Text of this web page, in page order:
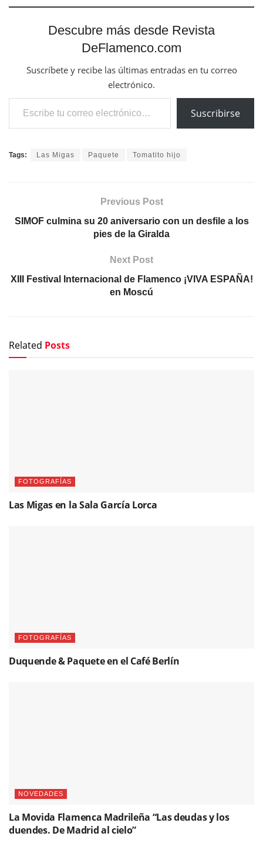
Descubre más desde Revista
DeFlamenco.com
Suscríbete y recibe las últimas entradas en tu correo
electrónico.
Escribe tu correo electrónico…
Suscribirse
Tags: Las Migas Paquete Tomatito hijo
Previous Post
SIMOF culmina su 20 aniversario con un desfile a los
pies de la Giralda
Next Post
XIII Festival Internacional de Flamenco ¡VIVA ESPAÑA!
en Moscú
Related Posts
FOTOGRAFÍAS
Las Migas en la Sala García Lorca
FOTOGRAFÍAS
Duquende & Paquete en el Café Berlín
NOVEDADES
La Movida Flamenca Madrileña “Las deudas y los
duendes. De Madrid al cielo”